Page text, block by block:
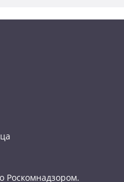
Роскомнадзором.